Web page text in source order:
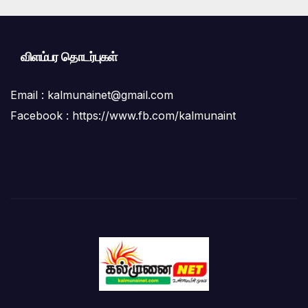
விளம்பர தொடர்புகள்
Email : kalmunainet@gmail.com
Facebook : https://www.fb.com/kalmunaint